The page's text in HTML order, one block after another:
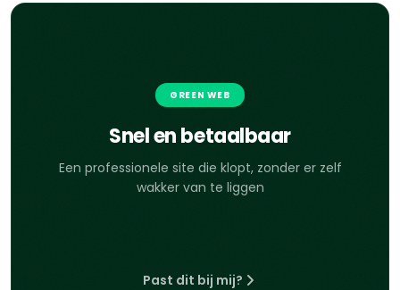
GREEN WEB
Snel en betaalbaar
Een professionele site die klopt, zonder er zelf
wakker van te liggen
Past dit bij mij?